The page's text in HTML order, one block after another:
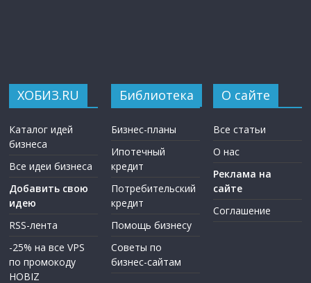
ХОБИЗ.RU
Каталог идей
бизнеса
Все идеи бизнеса
Добавить свою
идею
RSS-лента
-25% на все VPS
по промокоду
HOBIZ
Библиотека
Бизнес-планы
Ипотечный
кредит
Потребительский
кредит
Помощь бизнесу
Советы по
бизнес-сайтам
О сайте
Все статьи
О нас
Реклама на
сайте
Соглашение